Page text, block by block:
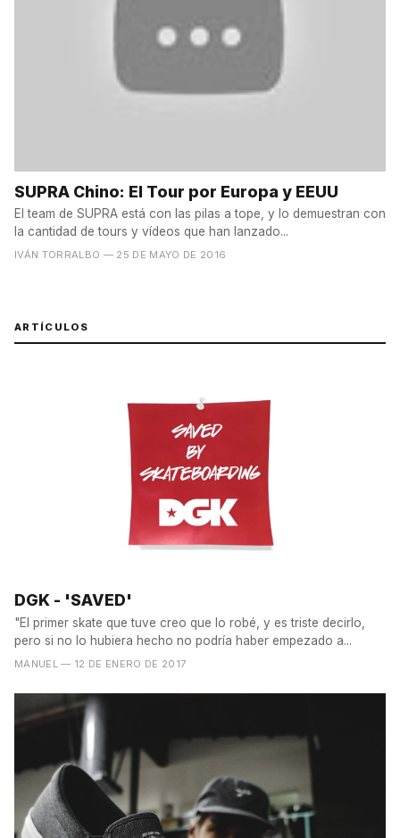
SUPRA Chino: El Tour por Europa y EEUU
El team de SUPRA está con las pilas a tope, y lo demuestran con
la cantidad de tours y vídeos que han lanzado...
IVÁN TORRALBO — 25 DE MAYO DE 2016
ARTÍCULOS
DGK - 'SAVED'
"El primer skate que tuve creo que lo robé, y es triste decirlo,
pero si no lo hubiera hecho no podría haber empezado a...
MANUEL — 12 DE ENERO DE 2017